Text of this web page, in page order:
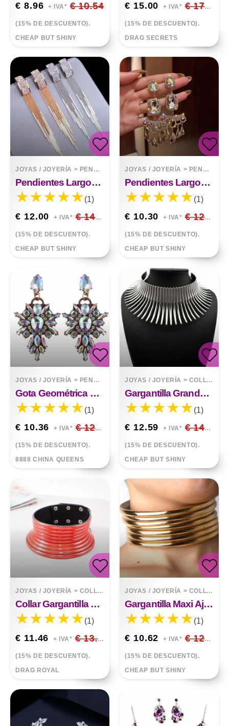
€ 8.96 + IVA* € 10.54
(15% DE DESCUENTO).
CHEAP BUT SHINY
€ 15.00 + IVA* € 17.65
(15% DE DESCUENTO).
DRAG SECRETS
JOYAS / JOYERÍA > PENDIENTES
Pendientes Largos De Borlas Con Cristales
(1)
€ 12.00 + IVA* € 14.12
(15% DE DESCUENTO).
CHEAP BUT SHINY
JOYAS / JOYERÍA > PENDIENTES
Pendientes Largos De Temperamento De Cristal Lleno De Diamantes En Forma De Gota Pendientes Atmosféricos
(1)
€ 10.30 + IVA* € 12.12
(15% DE DESCUENTO).
CHEAP BUT SHINY
JOYAS / JOYERÍA > PENDIENTES
Gota Geométrica De Cristal Colorido Con Diamantes Pendientes Exquisitos Exagerados
(1)
€ 10.36 + IVA* € 12.19
(15% DE DESCUENTO).
8888 CHINA QUEENS
JOYAS / JOYERÍA > COLLARES
Gargantilla Grande Con Cuello De Espinas
(1)
€ 12.59 + IVA* € 14.81
(15% DE DESCUENTO).
CHEAP BUT SHINY
JOYAS / JOYERÍA > COLLARES
Collar Gargantilla Llamativo Vintage
(1)
€ 11.46 + IVA* € 13.48
(15% DE DESCUENTO).
DRAG ROYAL
JOYAS / JOYERÍA > COLLARES
Gargantilla Maxi Ajustable Y Pulsera
(1)
€ 10.62 + IVA* € 12.49
(15% DE DESCUENTO).
CHEAP BUT SHINY